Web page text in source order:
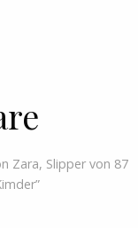
Zara, Slipper von 87